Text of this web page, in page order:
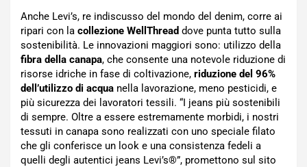
Anche Levi’s, re indiscusso del mondo del denim, corre ai
ripari con la collezione WellThread dove punta tutto sulla
sostenibilità. Le innovazioni maggiori sono: utilizzo della
fibra della canapa, che consente una notevole riduzione di
risorse idriche in fase di coltivazione, riduzione del 96%
dell’utilizzo di acqua nella lavorazione, meno pesticidi, e
più sicurezza dei lavoratori tessili. “I jeans più sostenibili
di sempre. Oltre a essere estremamente morbidi, i nostri
tessuti in canapa sono realizzati con uno speciale filato
che gli conferisce un look e una consistenza fedeli a
quelli degli autentici jeans Levi’s®”, promettono sul sito